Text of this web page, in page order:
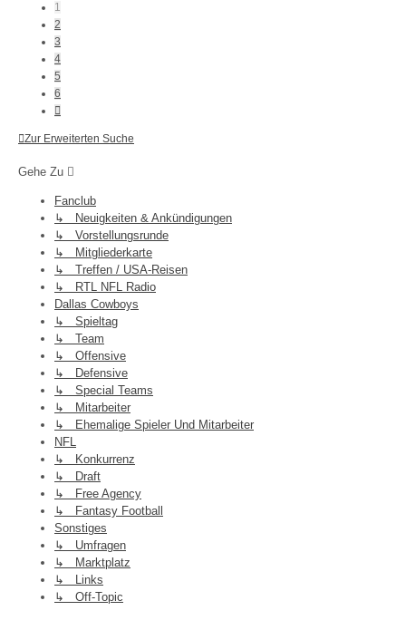
1
2
3
4
5
6
Zur Erweiterten Suche
Gehe Zu
Fanclub
↳ Neuigkeiten & Ankündigungen
↳ Vorstellungsrunde
↳ Mitgliederkarte
↳ Treffen / USA-Reisen
↳ RTL NFL Radio
Dallas Cowboys
↳ Spieltag
↳ Team
↳ Offensive
↳ Defensive
↳ Special Teams
↳ Mitarbeiter
↳ Ehemalige Spieler Und Mitarbeiter
NFL
↳ Konkurrenz
↳ Draft
↳ Free Agency
↳ Fantasy Football
Sonstiges
↳ Umfragen
↳ Marktplatz
↳ Links
↳ Off-Topic